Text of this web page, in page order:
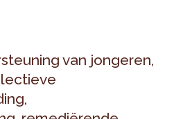
van jongeren,